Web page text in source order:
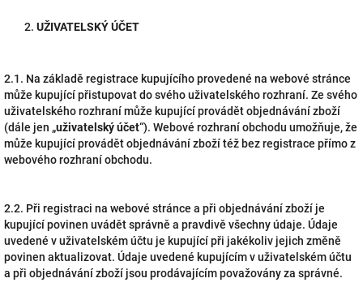
UŽIVATELSKÝ ÚČET
2.1. Na základě registrace kupujícího provedené na webové stránce
může kupující přistupovat do svého uživatelského rozhraní. Ze svého
uživatelského rozhraní může kupující provádět objednávání zboží
(dále jen „uživatelský účet“). Webové rozhraní obchodu umožňuje, že
může kupující provádět objednávání zboží též bez registrace přímo z
webového rozhraní obchodu.
2.2. Při registraci na webové stránce a při objednávání zboží je
kupující povinen uvádět správně a pravdivě všechny údaje. Údaje
uvedené v uživatelském účtu je kupující při jakékoliv jejich změně
povinen aktualizovat. Údaje uvedené kupujícím v uživatelském účtu
a při objednávání zboží jsou prodávajícím považovány za správné.